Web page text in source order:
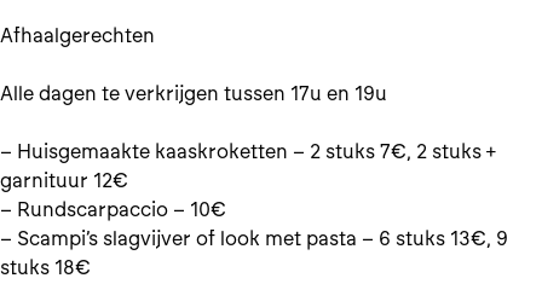
Afhaalgerechten
Alle dagen te verkrijgen tussen 17u en 19u
– Huisgemaakte kaaskroketten – 2 stuks 7€, 2 stuks +
garnituur 12€
– Rundscarpaccio – 10€
– Scampi’s slagvijver of look met pasta – 6 stuks 13€, 9
stuks 18€